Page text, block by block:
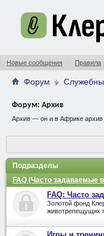
Новые сообщения Правила
Форум
Форум: Архив
Архив — он и в Африке архив
Подразделы
FAQ (Часто задаваемые
FAQ: Часто
Золотой фонд
животрепещущих